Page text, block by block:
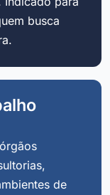
busca
de